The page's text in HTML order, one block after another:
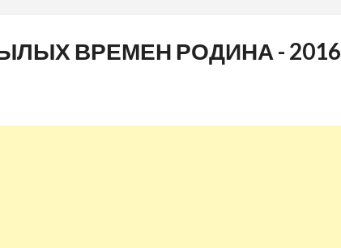
ВРЕМЕН РОДИНА - 2016